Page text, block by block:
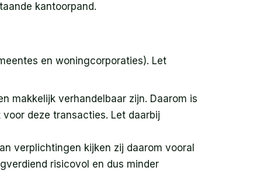
kantoorpand.
en woningcorporaties). Let
makkelijk verhandelbaar zijn. Daarom is
deze transacties. Let daarbij
verplichtingen kijken zij daarom vooral
risicovol en dus minder